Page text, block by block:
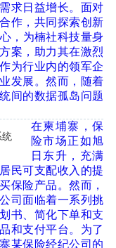
求日益增长。面对
作，共同探索创新
，为楠社科技量身
案，助力其在激烈
为行业内的领军企
发展。然而，随着
间的数据孤岛问题
统
在柬埔寨，保
险市场正如旭
日东升，充满
民可支配收入的提
保险产品。然而，
司面临着一系列挑
书、简化下单和支
和支付平台。为了
某保险经纪公司的